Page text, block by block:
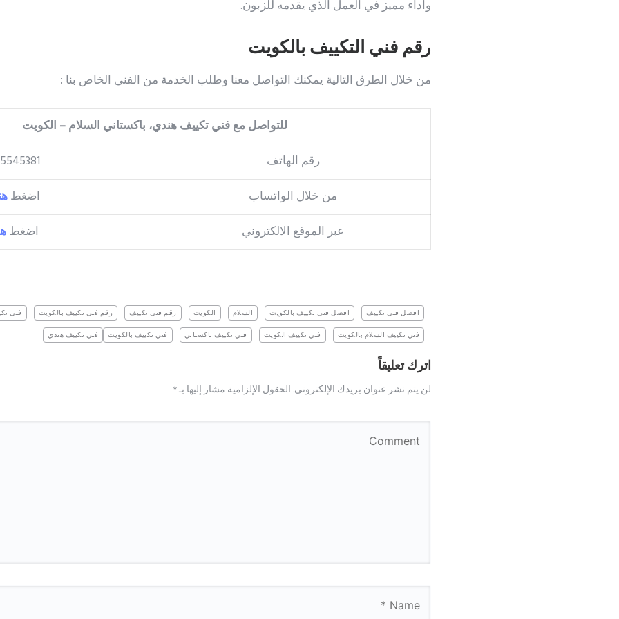
وأداء مميز في العمل الذي يقدمه للزبون.
رقم فني التكييف بالكويت
من خلال الطرق التالية يمكنك التواصل معنا وطلب الخدمة من الفني الخاص بنا :
للتواصل مع فني تكييف هندي، باكستاني السلام – الكويت
رقم الهاتف
من خلال الواتساب
اضغط
عبر الموقع الالكتروني
اضغط
افضل فني تكييف افضل فني تكييف بالكويت السلام الكويت رقم فني تكييف رقم فني تكييف بالكويت فني
فني تكييف السلام بالكويت
فني تكييف الكويت فني تكييف باكستاني فني تكييف بالكويت فني تكييف هندي
اترك تعليقاً
لن يتم نشر عنوان بريدك الإلكتروني. الحقول الإلزامية مشار إليها بـ*